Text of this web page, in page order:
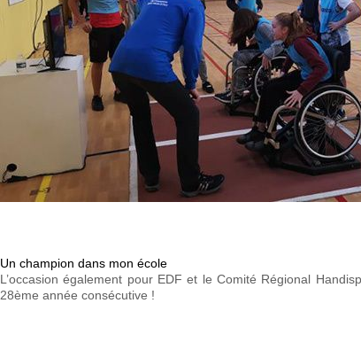
Un champion dans mon école
L’occasion également pour EDF et le Comité Régional
28ème année consécutive !